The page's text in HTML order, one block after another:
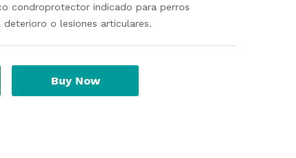
condroprotector indicado para perros
o lesiones articulares.
Buy Now